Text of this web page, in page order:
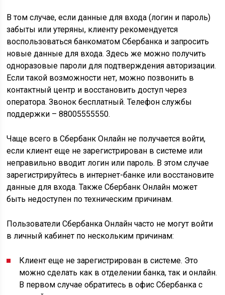
В том случае, если данные для входа (логин и пароль)
забыты или утеряны, клиенту рекомендуется
воспользоваться банкоматом Сбербанка и запросить
новые данные для входа. Здесь же можно получить
одноразовые пароли для подтверждения авторизации.
Если такой возможности нет, можно позвонить в
контактный центр и восстановить доступ через
оператора. Звонок бесплатный. Телефон службы
поддержки – 88005555550.
Чаще всего в Сбербанк Онлайн не получается войти,
если клиент еще не зарегистрирован в системе или
неправильно вводит логин или пароль. В этом случае
зарегистрируйтесь в интернет-банке или восстановите
данные для входа. Также Сбербанк Онлайн может
быть недоступен по техническим причинам.
Пользователи Сбербанка Онлайн часто не могут войти
в личный кабинет по нескольким причинам:
Клиент еще не зарегистрирован в системе. Это
можно сделать как в отделении банка, так и онлайн.
В первом случае обратитесь в офис Сбербанка с